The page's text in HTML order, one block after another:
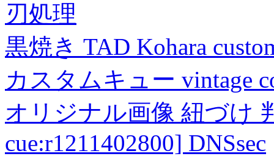
刃処理
黒焼き TAD Kohara
カスタムキュー vintage
オリジナル画像 紐づけ
cue:r1211402800] DNSsec